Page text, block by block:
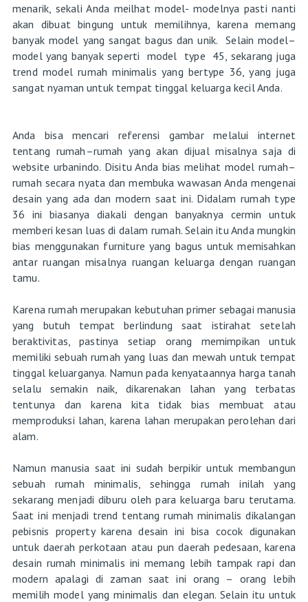
menarik, sekali Anda meilhat model- modelnya pasti nanti
akan dibuat bingung untuk memilihnya, karena memang
banyak model yang sangat bagus dan unik. Selain model–
model yang banyak seperti model type 45, sekarang juga
trend model rumah minimalis yang bertype 36, yang juga
sangat nyaman untuk tempat tinggal keluarga kecil Anda.
Anda bisa mencari referensi gambar melalui internet
tentang rumah–rumah yang akan dijual misalnya saja di
website urbanindo. Disitu Anda bias melihat model rumah–
rumah secara nyata dan membuka wawasan Anda mengenai
desain yang ada dan modern saat ini. Didalam rumah type
36 ini biasanya diakali dengan banyaknya cermin untuk
memberi kesan luas di dalam rumah. Selain itu Anda mungkin
bias menggunakan furniture yang bagus untuk memisahkan
antar ruangan misalnya ruangan keluarga dengan ruangan
tamu.
Karena rumah merupakan kebutuhan primer sebagai manusia
yang butuh tempat berlindung saat istirahat setelah
beraktivitas, pastinya setiap orang memimpikan untuk
memiliki sebuah rumah yang luas dan mewah untuk tempat
tinggal keluarganya. Namun pada kenyataannya harga tanah
selalu semakin naik, dikarenakan lahan yang terbatas
tentunya dan karena kita tidak bias membuat atau
memproduksi lahan, karena lahan merupakan perolehan dari
alam.
Namun manusia saat ini sudah berpikir untuk membangun
sebuah rumah minimalis, sehingga rumah inilah yang
sekarang menjadi diburu oleh para keluarga baru terutama.
Saat ini menjadi trend tentang rumah minimalis dikalangan
pebisnis property karena desain ini bisa cocok digunakan
untuk daerah perkotaan atau pun daerah pedesaan, karena
desain rumah minimalis ini memang lebih tampak rapi dan
modern apalagi di zaman saat ini orang – orang lebih
memilih model yang minimalis dan elegan. Selain itu untuk